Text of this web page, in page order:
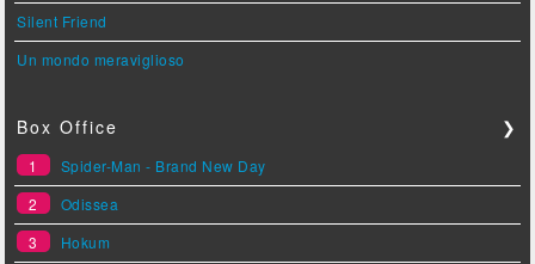
Silent Friend
Un mondo meraviglioso
Box Office ❯
1
Spider-Man - Brand New Day
2
Odissea
3
Hokum